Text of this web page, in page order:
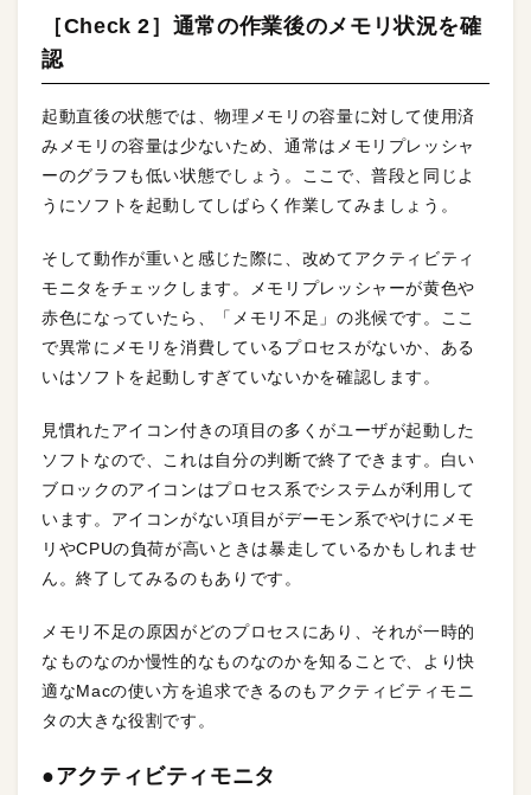
［Check 2］通常の作業後のメモリ状況を確
認
起動直後の状態では、物理メモリの容量に対して使用済
みメモリの容量は少ないため、通常はメモリプレッシャ
ーのグラフも低い状態でしょう。ここで、普段と同じよ
うにソフトを起動してしばらく作業してみましょう。
そして動作が重いと感じた際に、改めてアクティビティ
モニタをチェックします。メモリプレッシャーが黄色や
赤色になっていたら、「メモリ不足」の兆候です。ここ
で異常にメモリを消費しているプロセスがないか、ある
いはソフトを起動しすぎていないかを確認します。
見慣れたアイコン付きの項目の多くがユーザが起動した
ソフトなので、これは自分の判断で終了できます。白い
ブロックのアイコンはプロセス系でシステムが利用して
います。アイコンがない項目がデーモン系でやけにメモ
リやCPUの負荷が高いときは暴走しているかもしれませ
ん。終了してみるのもありです。
メモリ不足の原因がどのプロセスにあり、それが一時的
なものなのか慢性的なものなのかを知ることで、より快
適なMacの使い方を追求できるのもアクティビティモニ
タの大きな役割です。
●アクティビティモニタ